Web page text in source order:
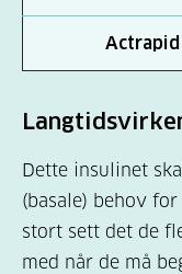
Actrapid
Dette insulinet
(basale) behov
stort sett det de
med når de må